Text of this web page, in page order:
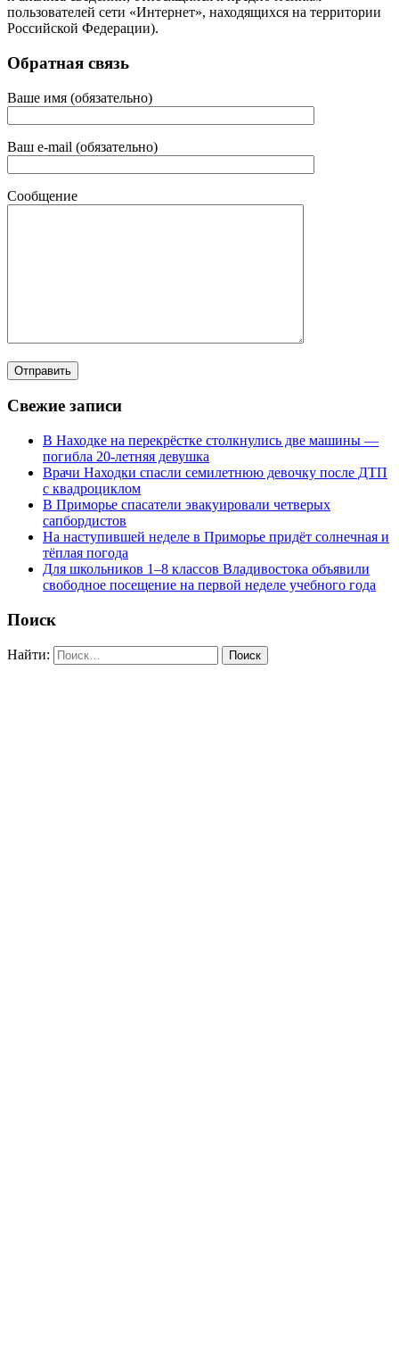
пользователей сети «Интернет», находящихся на территории
Российской Федерации).
Обратная связь
Ваше имя (обязательно)
Ваш e-mail (обязательно)
Сообщение
Свежие записи
В Находке на перекрёстке столкнулись две машины —
погибла 20-летняя девушка
Врачи Находки спасли семилетнюю девочку после ДТП
с квадроциклом
В Приморье спасатели эвакуировали четверых
сапбордистов
На наступившей неделе в Приморье придёт солнечная и
тёплая погода
Для школьников 1–8 классов Владивостока объявили
свободное посещение на первой неделе учебного года
Поиск
Найти: